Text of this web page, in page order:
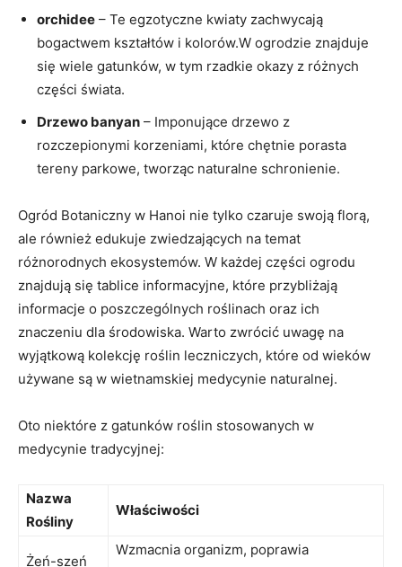
orchidee – Te egzotyczne kwiaty zachwycają
bogactwem kształtów i kolorów.W ogrodzie znajduje
się wiele gatunków, w tym rzadkie okazy z różnych
części świata.
Drzewo banyan – Imponujące drzewo z
rozczepionymi korzeniami, które chętnie porasta
tereny parkowe, tworząc naturalne schronienie.
Ogród Botaniczny w Hanoi nie tylko czaruje swoją florą,
ale również edukuje zwiedzających na temat
różnorodnych ekosystemów. W każdej części ogrodu
znajdują się tablice informacyjne, które przybliżają
informacje o poszczególnych roślinach oraz ich
znaczeniu dla środowiska. Warto zwrócić uwagę na
wyjątkową kolekcję roślin leczniczych, które od wieków
używane są w wietnamskiej medycynie naturalnej.
Oto niektóre z gatunków roślin stosowanych w
medycynie tradycyjnej:
Nazwa
Rośliny
Właściwości
Żeń-szeń
Wzmacnia organizm, poprawia